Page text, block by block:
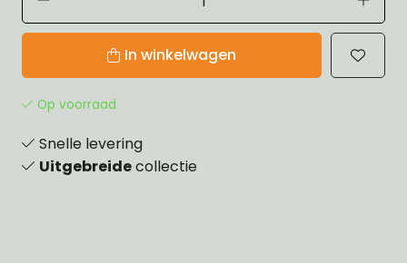
In winkelwagen
Op voorraad
Snelle levering
Uitgebreidecollectie